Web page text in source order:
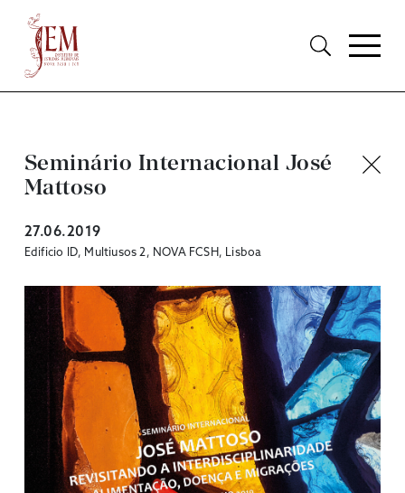
Seminário Internacional José
Mattoso
27.06.2019
Edificio ID, Multiusos 2, NOVA FCSH, Lisboa